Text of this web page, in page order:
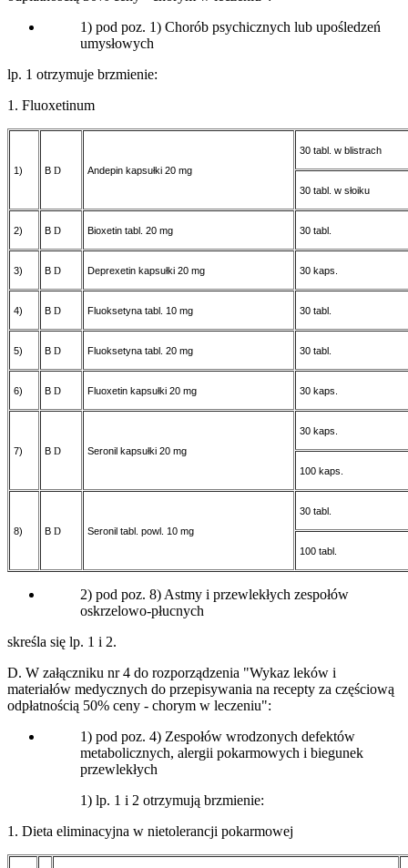
1) pod poz. 1) Chorób psychicznych lub upośledzeń
umysłowych
lp. 1 otrzymuje brzmienie:
1. Fluoxetinum
1) B D Andepin kapsułki 20 mg
30 tabl. w blistrach
30 tabl. w słoiku
2) B D Bioxetin tabl. 20 mg 30 tabl.
3) B D Deprexetin kapsułki 20 mg 30 kaps.
4) B D Fluoksetyna tabl. 10 mg 30 tabl.
5) B D Fluoksetyna tabl. 20 mg 30 tabl.
6) B D Fluoxetin kapsułki 20 mg 30 kaps.
7) B D Seronil kapsułki 20 mg
30 kaps.
100 kaps.
8) B D Seronil tabl. powl. 10 mg
30 tabl.
100 tabl.
2) pod poz. 8) Astmy i przewlekłych zespołów
oskrzelowo-płucnych
skreśla się lp. 1 i 2.
D. W załączniku nr 4 do rozporządzenia "Wykaz leków i
materiałów medycznych do przepisywania na recepty za częściową
odpłatnością 50% ceny - chorym w leczeniu":
1) pod poz. 4) Zespołów wrodzonych defektów
metabolicznych, alergii pokarmowych i biegunek
przewlekłych
1) lp. 1 i 2 otrzymują brzmienie:
1. Dieta eliminacyjna w nietolerancji pokarmowej